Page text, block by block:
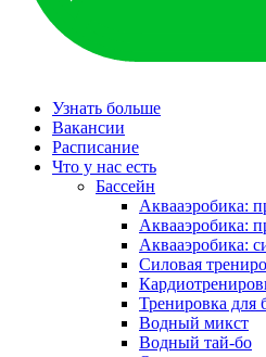
Узнать больше
Вакансии
Расписание
Что у нас есть
Бассейн
Аквааэробика:
Аквааэробика:
Аквааэробика:
Силовая
Тренировка для
Водный микст
Водный тай-бо